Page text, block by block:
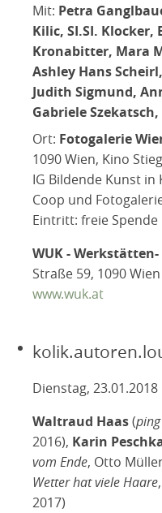
Mit: Petra
Kilic, SI.SI.
Kronabitter, Mara
Ashley Hans
Judith Sigmund,
Gabriele
Ort: Fotogalerie
1090 Wien, Kino
IG Bildende Kunst
Coop und
Eintritt: freie Spende
WUK -
Straße 59, 1090 Wien
www.wuk.at
Dienstag,
Waltraud Haas(
2016), Karin
vom Ende, Otto
Wetter hat viele Haare
2017)